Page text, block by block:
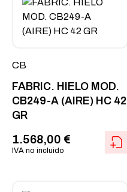
CB
FABRIC. HIELO MOD.
CB249-A (AIRE) HC 42
GR
1.568,00 €
IVA no incluido